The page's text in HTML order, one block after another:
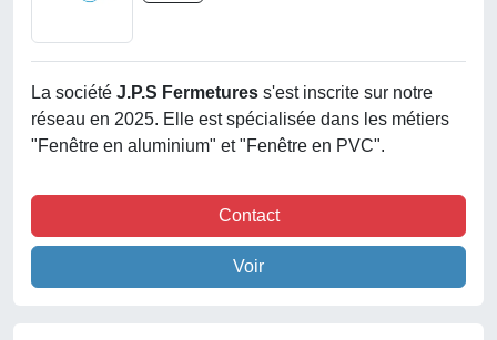
La société J.p.s Fermetures s'est inscrite sur notre
réseau en 2025. Elle est spécialisée dans les métiers
"Fenêtre en aluminium" et "Fenêtre en PVC".
Contact
Voir